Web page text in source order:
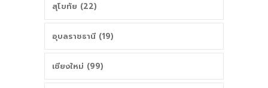
สุโขทัย (22)
อุบลราชธานี (19)
เชียงใหม่ (99)